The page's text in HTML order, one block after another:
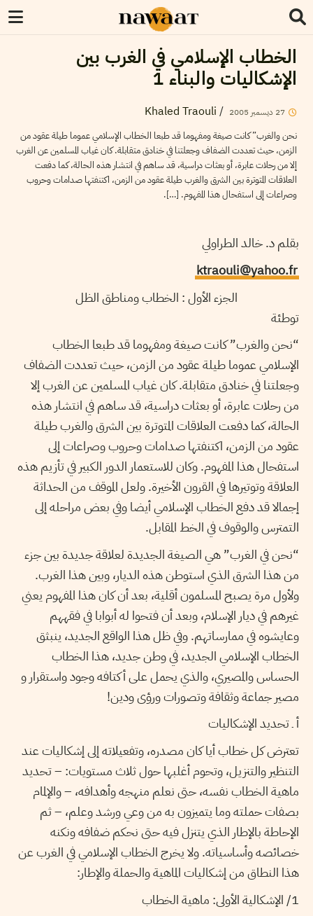
الخطاب الإسلامي في الغرب بين
الإشكاليات والبناء 1
27 ديسمبر 2005
/
Khaled Traouli
نحن والغرب” كانت صيغة ومفهوما قد طبعا الخطاب الإسلامي عموما طيلة عقود من
الزمن، حيث تعددت الضفاف وجعلتنا في خنادق متقابلة. كان غياب المسلمين عن الغرب
إلا من رحلات عابرة، أو بعثات دراسية، قد ساهم في انتشار هذه الحالة، كما دفعت
العلاقات المتوترة بين الشرق والغرب طيلة عقود من الزمن، اكتنفتها صدامات وحروب
وصراعات إلى استفحال هذا المفهوم. […].
بقلم د. خالد الطراولي
ktraouli@yahoo.fr
الجزء الأول : الخطاب ومناطق الظل
توطئة
“نحن والغرب” كانت صيغة ومفهوما قد طبعا الخطاب
الإسلامي عموما طيلة عقود من الزمن، حيث تعددت الضفاف
وجعلتنا في خنادق متقابلة. كان غياب المسلمين عن الغرب إلا
من رحلات عابرة، أو بعثات دراسية، قد ساهم في انتشار هذه
الحالة، كما دفعت العلاقات المتوترة بين الشرق والغرب طيلة
عقود من الزمن، اكتنفتها صدامات وحروب وصراعات إلى
استفحال هذا المفهوم. وكان للاستعمار الدور الكبير في تأزيم هذه
العلاقة وتوتيرها في القرون الأخيرة. ولعل الموقف من الحداثة
إجمالا قد دفع الخطاب الإسلامي أيضا وفي بعض مراحله إلى
التمترس والوقوف في الخط المقابل.
“نحن في الغرب” هي الصيغة الجديدة لعلاقة جديدة بين جزء
من هذا الشرق الذي استوطن هذه الديار، وبين هذا الغرب.
ولأول مرة يصبح المسلمون أقلية، بعد أن كان هذا المفهوم يعني
غيرهم في ديار الإسلام، وبعد أن فتحوا له أبوابا في فقههم
وعايشوه في ممارساتهم. وفي ظل هذا الواقع الجديد، ينبثق
الخطاب الإسلامي الجديد، في وطن جديد، هذا الخطاب
الحساس والمصيري، والذي يحمل على أكتافه وجود واستقرار و
مصير جماعة وثقافة وتصورات ورؤى ودين!
أ ـ تحديد الإشكاليات
تعترض كل خطاب أيا كان مصدره، وتفعيلاته إلى إشكاليات عند
التنظير والتنزيل، وتحوم أغلبها حول ثلاث مستويات: – تحديد
ماهية الخطاب نفسه، حتى نعلم منهجه وأهدافه، – والإلمام
بصفات حملته وما يتميزون به من وعي ورشد وعلم، – ثم
الإحاطة بالإطار الذي يتنزل فيه حتى نحكم ضفافه ونكنه
خصائصه وأساسياته. ولا يخرج الخطاب الإسلامي في الغرب عن
هذا النطاق من إشكاليات الماهية والحملة والإطار:
1/ الإشكالية الأولى: ماهية الخطاب